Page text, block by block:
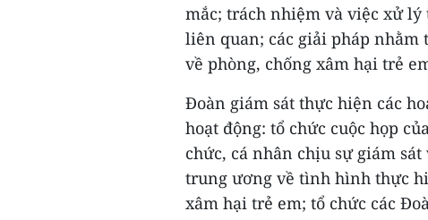
mắc; trách nhiệm và việc xử
liên quan; các giải pháp nhằm
về phòng, chống xâm hại trẻ
Đoàn giám sát thực hiện các
hoạt động: tổ chức cuộc họp
chức, cá nhân chịu sự giám
trung ương về tình hình thực
xâm hại trẻ em; tổ chức các